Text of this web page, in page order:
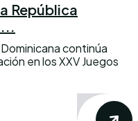
República
continúa
en los XXV Juegos